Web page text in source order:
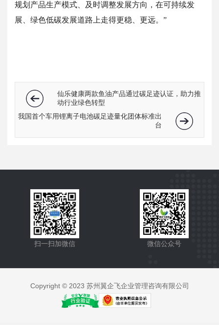
规划产品生产模式、及时调整发展方向，在可持续发
展、绿色低碳发展道路上走得更稳、更远。”
仙乐健康两款鱼油产品通过碳足迹认证，助力推
动行业绿色转型
我国首个车用锂离子电池碳足迹量化团体标准出
台
扫一扫加微信 微信公众号
Copyright © 2023 苏州翼企飞企业管理咨询有限公司